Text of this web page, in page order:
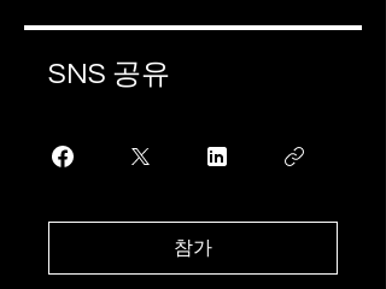
SNS 공유
참가